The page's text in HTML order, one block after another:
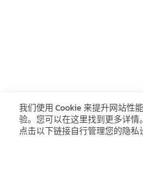
我们使用 Cookie 来提升网站性
验。您可以在这里找到更多详情。
点击以下链接自行管理您的隐私